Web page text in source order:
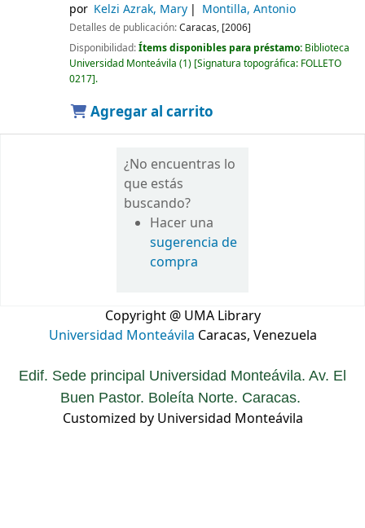
por Kelzi Azrak, Mary Montilla, Antonio
Detalles de publicación:Caracas, [2006]
Disponibilidad:Ítems disponibles para préstamo: Biblioteca
Universidad Monteávila (1) Signatura topográfica: FOLLETO
0217 .
Agregar al carrito
¿No encuentras lo
que estás
buscando?
Hacer una
sugerencia de
compra
Copyright @ UMA Library
Universidad Monteávila Caracas, Venezuela
Edif. Sede principal Universidad Monteávila. Av. El
Buen Pastor. Boleíta Norte. Caracas.
Customized by Universidad Monteávila